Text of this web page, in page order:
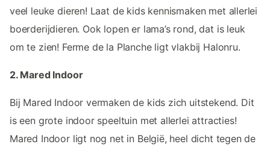
veel leuke dieren! Laat de kids kennismaken met allerlei
boerderijdieren. Ook lopen er lama’s rond, dat is leuk
om te zien! Ferme de la Planche ligt vlakbij Halonru.
2. Mared Indoor
Bij Mared Indoor vermaken de kids zich uitstekend. Dit
is een grote indoor speeltuin met allerlei attracties!
Mared Indoor ligt nog net in België, heel dicht tegen de